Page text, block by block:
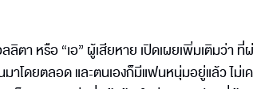
ลิตา หรือ “เอ” ผู้เสียหาย เปิดเผยเพิ่มเติมว่
มาโดยตลอด และตนเองก็มีแฟนหนุ่มอยู่แล้ว ไม่